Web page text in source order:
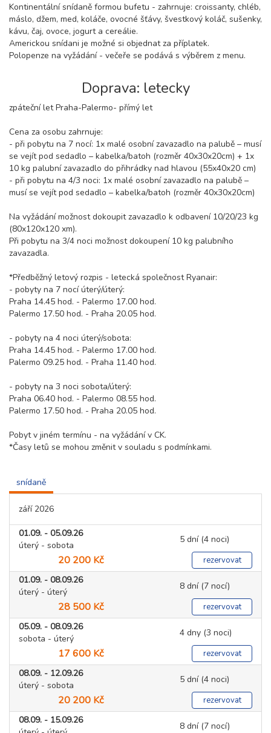
Kontinentální snídaně formou bufetu - zahrnuje: croissanty, chléb,
máslo, džem, med, koláče, ovocné šťávy, švestkový koláč, sušenky,
kávu, čaj, ovoce, jogurt a cereálie.
Americkou snídani je možné si objednat za příplatek.
Polopenze na vyžádání - večeře se podává s výběrem z menu.
Doprava: letecky
zpáteční let Praha-Palermo- přímý let
Cena za osobu zahrnuje:
- při pobytu na 7 nocí: 1x malé osobní zavazadlo na palubě – musí
se vejít pod sedadlo – kabelka/batoh (rozměr 40x30x20cm) + 1x
10 kg palubní zavazadlo do přihrádky nad hlavou (55x40x20 cm)
- při pobytu na 4/3 noci: 1x malé osobní zavazadlo na palubě –
musí se vejít pod sedadlo – kabelka/batoh (rozměr 40x30x20cm)
Na vyžádání možnost dokoupit zavazadlo k odbavení 10/20/23 kg
(80x120x120 xm).
Při pobytu na 3/4 noci možnost dokoupení 10 kg palubního
zavazadla.
*Předběžný letový rozpis - letecká společnost Ryanair:
- pobyty na 7 nocí úterý/úterý:
Praha 14.45 hod. - Palermo 17.00 hod.
Palermo 17.50 hod. - Praha 20.05 hod.
- pobyty na 4 noci úterý/sobota:
Praha 14.45 hod. - Palermo 17.00 hod.
Palermo 09.25 hod. - Praha 11.40 hod.
- pobyty na 3 noci sobota/úterý:
Praha 06.40 hod. - Palermo 08.55 hod.
Palermo 17.50 hod. - Praha 20.05 hod.
Pobyt v jiném termínu - na vyžádání v CK.
*Časy letů se mohou změnit v souladu s podmínkami.
snídaně
září 2026
01.09. - 05.09.26
úterý - sobota
5 dní (4 noci)
20 200 Kč rezervovat
01.09. - 08.09.26
úterý - úterý
8 dní (7 nocí)
28 500 Kč rezervovat
05.09. - 08.09.26
sobota - úterý
4 dny (3 noci)
17 600 Kč rezervovat
08.09. - 12.09.26
úterý - sobota
5 dní (4 noci)
20 200 Kč rezervovat
08.09. - 15.09.26
8 dní (7 nocí)